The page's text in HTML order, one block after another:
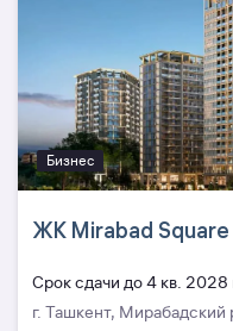
Бизнес
ЖК Mirabad Square
Cрок сдачи до 4 кв. 2028
г. Ташкент, Мирабадский